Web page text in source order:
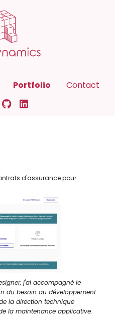
Portfolio Contact
d'assurance pour
j'ai accompagné le
du besoin au développement
la direction technique
la maintenance applicative.